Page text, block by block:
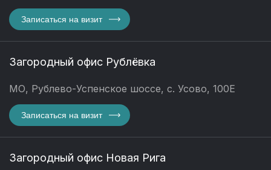
Записаться на визит
Загородный офис Рублёвка
МО, Рублево-Успенское шоссе, с. Усово, 100Е
Записаться на визит
Загородный офис Новая Рига